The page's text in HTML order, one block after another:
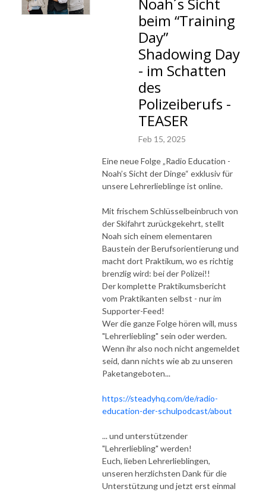
beim “Training
Day”
Shadowing Day
- im Schatten
des
Polizeiberufs -
TEASER
Feb 15, 2025
Eine neue Folge „Radio Education -
Noah’s Sicht der Dinge“ exklusiv für
unsere Lehrerlieblinge ist online.
Mit frischem Schlüsselbeinbruch von
der Skifahrt zurückgekehrt, stellt
Noah sich einem elementaren
Baustein der Berufsorientierung und
macht dort Praktikum, wo es richtig
brenzlig wird: bei der Polizei!!
Der komplette Praktikumsbericht
vom Praktikanten selbst - nur im
Supporter-Feed!
Wer die ganze Folge hören will, muss
"Lehrerliebling" sein oder werden.
Wenn ihr also noch nicht angemeldet
seid, dann nichts wie ab zu unseren
Paketangeboten...
https://steadyhq.com/de/radio-
education-der-schulpodcast/about
... und unterstützender
"Lehrerliebling" werden!
Euch, lieben Lehrerlieblingen,
unseren herzlichsten Dank für die
Unterstützung und jetzt erst einmal